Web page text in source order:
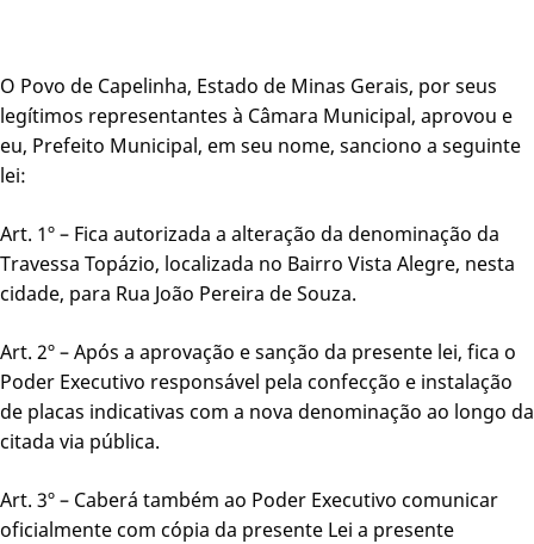
O Povo de Capelinha, Estado de Minas Gerais, por seus
legítimos representantes à Câmara Municipal, aprovou e
eu, Prefeito Municipal, em seu nome, sanciono a seguinte
lei:
Art. 1º – Fica autorizada a alteração da denominação da
Travessa Topázio, localizada no Bairro Vista Alegre, nesta
cidade, para Rua João Pereira de Souza.
Art. 2º – Após a aprovação e sanção da presente lei, fica o
Poder Executivo responsável pela confecção e instalação
de placas indicativas com a nova denominação ao longo da
citada via pública.
Art. 3º – Caberá também ao Poder Executivo comunicar
oficialmente com cópia da presente Lei a presente